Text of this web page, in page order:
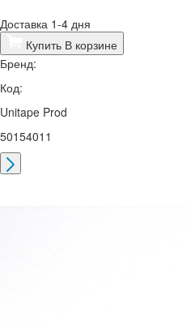
Доставка 1-4 дня
Купить В корзине
Бренд:
Код:
Unitape Prod
50154011